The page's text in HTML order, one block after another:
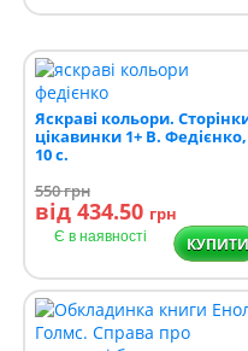
Яскраві кольори.
цікавинки 1+ В. Федієнко,
10 с.
550грн
від 434.50 грн
Є в наявності